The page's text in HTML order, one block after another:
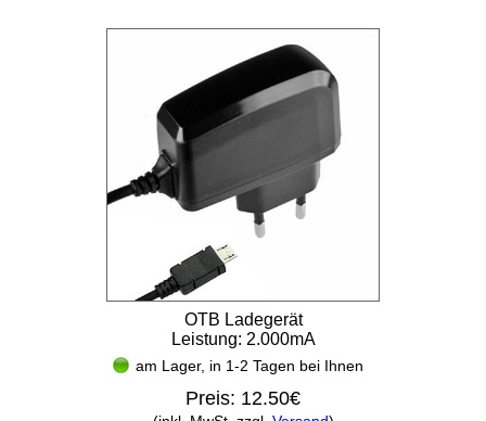
OTB Ladegerät
Leistung: 2.000mA
am Lager, in 1-2 Tagen bei Ihnen
Preis: 12.50€